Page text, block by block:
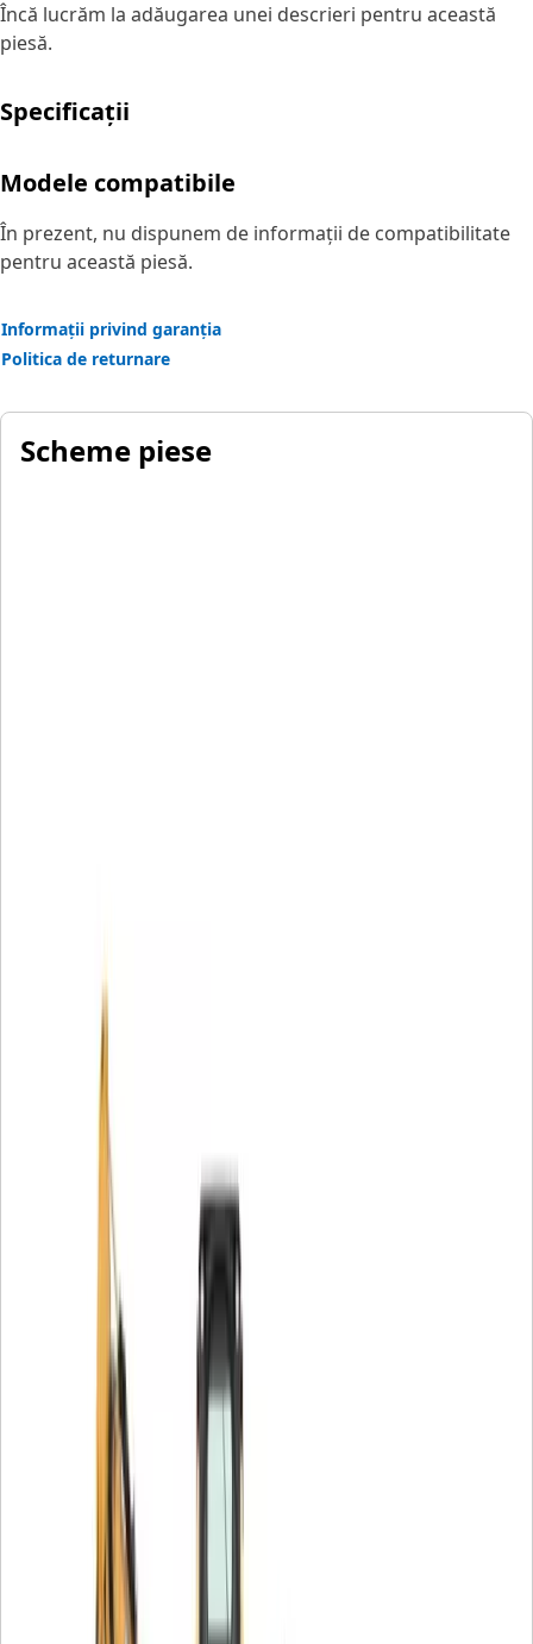
Încă lucrăm la adăugarea unei descrieri pentru această
piesă.
Specificații
Modele compatibile
În prezent, nu dispunem de informații de compatibilitate
pentru această piesă.
Informații privind garanția
Politica de returnare
Scheme piese